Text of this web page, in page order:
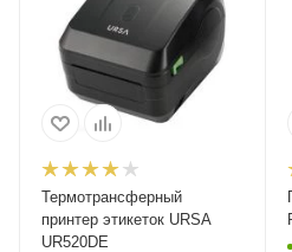
Термотрансферный
принтер этикеток URSA
UR520DE